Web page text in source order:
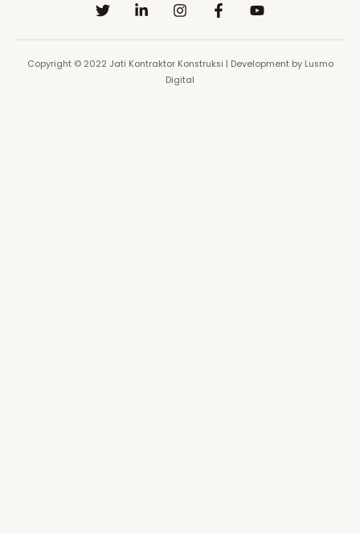
Copyright © 2022 Jati Kontraktor Konstruksi | Development by Lusmo
Digital